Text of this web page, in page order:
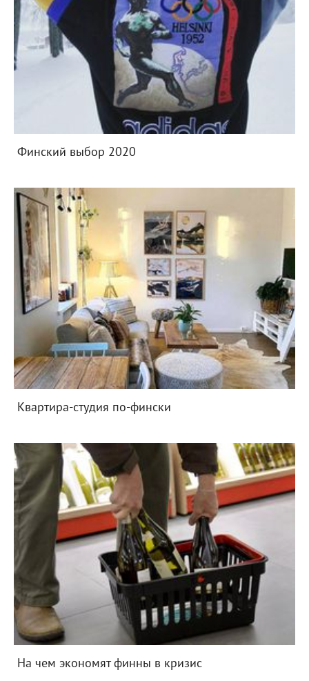
Финский выбор 2020
Квартира-студия по-фински
На чем экономят финны в кризис